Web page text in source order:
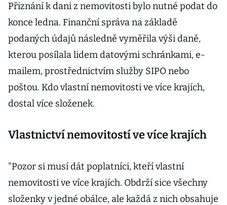
Přiznání k dani z nemovitosti bylo nutné podat do
konce ledna. Finanční správa na základě
podaných údajů následně vyměřila výši daně,
kterou posílala lidem datovými schránkami, e-
mailem, prostřednictvím služby SIPO nebo
poštou. Kdo vlastní nemovitosti ve více krajích,
dostal více složenek.
Vlastnictví nemovitostí ve více krajích
"Pozor si musí dát poplatníci, kteří vlastní
nemovitosti ve více krajích. Obdrží sice všechny
složenky v jedné obálce, ale každá z nich obsahuje